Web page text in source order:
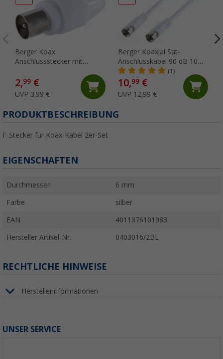
Berger Koax
Anschlussstecker mit
2,99 €
UVP 3,99 €
Berger Koaxial Sat-
Anschlusskabel 90 dB 10
Meter
(1)
10,99€
UVP 12,99 €
PRODUKTBESCHREIBUNG
F-Stecker für Koax-Kabel 2er-Set
EIGENSCHAFTEN
Durchmesser 6 mm
Farbe silber
EAN 4011376101983
Hersteller Artikel-Nr. 0403016/2BL
RECHTLICHE HINWEISE
Herstellerinformationen
UNSER SERVICE